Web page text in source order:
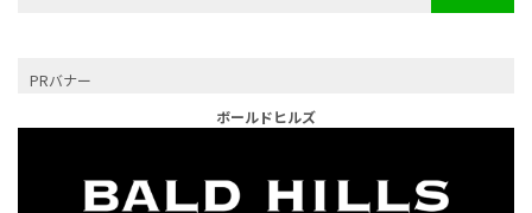
PRバナー
ボールドヒルズ